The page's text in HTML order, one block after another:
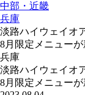
中部・近畿
兵庫
淡路ハイウェイオ
8月限定メニューが
兵庫
淡路ハイウェイオ
8月限定メニューが